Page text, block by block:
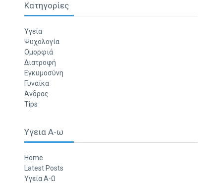
Κατηγορίες
Υγεία
Ψυχολογία
Ομορφιά
Διατροφή
Εγκυμοσύνη
Γυναίκα
Άνδρας
Tips
Υγεια Α-ω
Home
Latest Posts
Υγεία Α-Ω